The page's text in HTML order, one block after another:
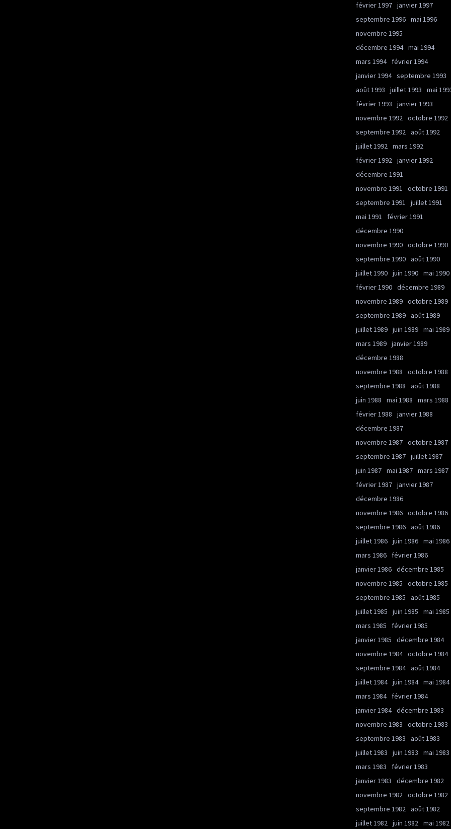
février 1997 janvier 1997
septembre 1996 mai 1996
novembre 1995
décembre 1994 mai 1994
mars 1994
février 1994
janvier 1994 septembre 1993
août 1993
juillet 1993
mai
février 1993
janvier 1993
novembre 1992 octobre 1992
septembre 1992 août 1992
juillet 1992 mars 1992
février 1992 janvier 1992
décembre 1991
novembre 1991
octobre 1991
septembre 1991
juillet 1991
mai 1991
février 1991
décembre 1990
novembre 1990 octobre 1990
septembre 1990 août 1990
juillet 1990 juin 1990 mai 1990
février 1990 décembre 1989
novembre 1989 octobre 1989
septembre 1989 août 1989
juillet 1989 juin 1989 mai 1989
mars 1989 janvier 1989
décembre 1988
novembre 1988
octobre 1988
septembre 1988
août 1988
juin 1988
mai 1988
mars 1988
février 1988
janvier 1988
décembre 1987
novembre 1987 octobre 1987
septembre 1987 juillet 1987
juin 1987 mai 1987 mars 1987
février 1987 janvier 1987
décembre 1986
novembre 1986 octobre 1986
septembre 1986 août 1986
juillet 1986 juin 1986 mai 1986
mars 1986
février 1986
janvier 1986 décembre 1985
novembre 1985
octobre 1985
septembre 1985
août 1985
juillet 1985
juin 1985
mai 1985
mars 1985
février 1985
janvier 1985
décembre 1984
novembre 1984 octobre 1984
septembre 1984 août 1984
juillet 1984 juin 1984 mai 1984
mars 1984
février 1984
janvier 1984 décembre 1983
novembre 1983
octobre 1983
septembre 1983
août 1983
juillet 1983
juin 1983
mai 1983
mars 1983
février 1983
janvier 1983
décembre 1982
novembre 1982 octobre 1982
septembre 1982 août 1982
juillet 1982 juin 1982 mai 1982